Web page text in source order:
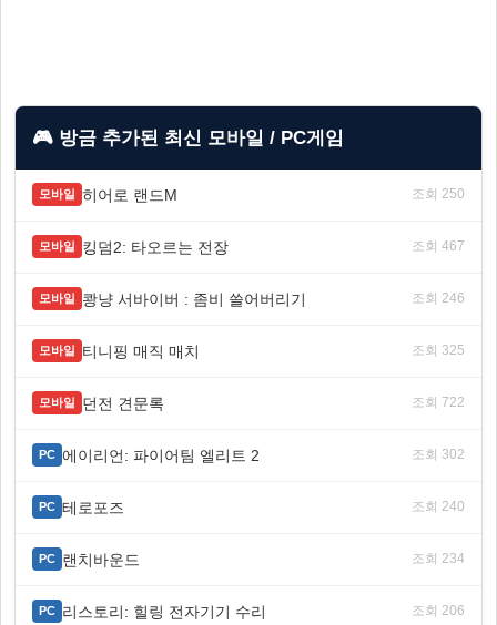
🎮 방금 추가된 최신 모바일 / PC게임
모바일 히어로 랜드M 조회 250
모바일 킹덤2: 타오르는 전장 조회 467
모바일 쾅냥 서바이버 : 좀비 쓸어버리기 조회 246
모바일 티니핑 매직 매치 조회 325
모바일 던전 견문록 조회 722
PC 에이리언: 파이어팀 엘리트 2 조회 302
PC 테로포즈 조회 240
PC 랜치바운드 조회 234
PC 리스토리: 힐링 전자기기 수리 조회 206